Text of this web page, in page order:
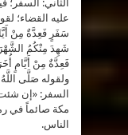
الثاني:
عليه القضاء؛
شَهِدَ مِنْكُمُ
فَعِدَّةٌ مِنْ أَيَّامٍ أُخَرَ}
ولقوله صَلَّى
السفر: «إن
مكة صائماً في
الناس.